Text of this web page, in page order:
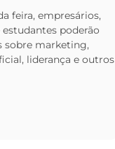
feira, empresários,
poderão
sobre marketing,
liderança e outros